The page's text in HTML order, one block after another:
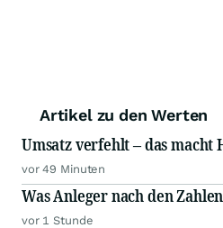
Artikel zu den Werten
Umsatz verfehlt – das macht
vor 49 Minuten
Was Anleger nach den
vor 1 Stunde